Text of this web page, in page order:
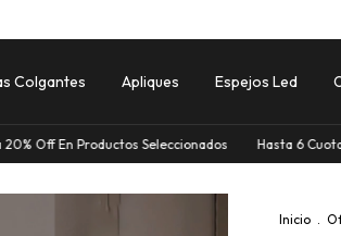
Colgantes Apliques Espejos Led
Seleccionados Hasta 6 Cuotas Sin Interes
Inicio .